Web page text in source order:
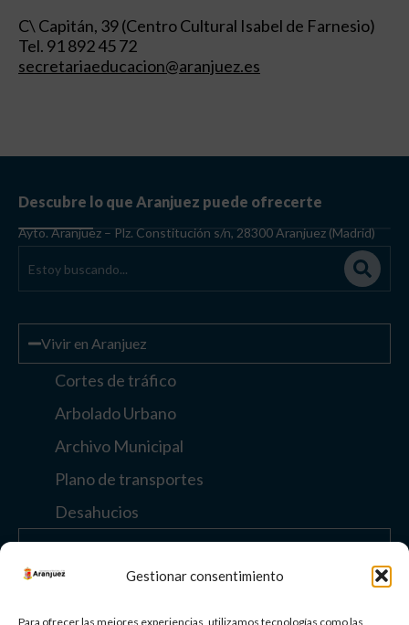
Gestionar consentimiento
Para ofrecer las mejores experiencias, utilizamos tecnologías como las
C\ Capitán, 39 (Centro Cultural Isabel de Farnesio)
Tel. 91 892 45 72
secretariaeducacion@aranjuez.es
Descubre lo que Aranjuez puede ofrecerte
Ayto. Aranjuez – Plz. Constitución s/n, 28300 Aranjuez (Madrid)
Vivir en Aranjuez
Cortes de tráfico
Arbolado Urbano
Archivo Municipal
Plano de transportes
Desahucios
Enlaces de interés